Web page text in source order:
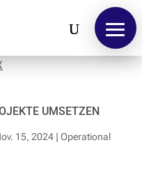
UMSETZEN
15, 2024| Operational